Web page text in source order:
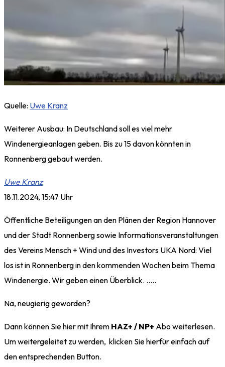
Quelle: Uwe Kranz
Weiterer Ausbau: In Deutschland soll es viel mehr
Windenergieanlagen geben. Bis zu 15 davon könnten in
Ronnenberg gebaut werden.
Uwe Kranz
18.11.2024, 15:47 Uhr
Öffentliche Beteiligungen an den Plänen der Region Hannover
und der Stadt Ronnenberg sowie Informationsveranstaltungen
des Vereins Mensch + Wind und des Investors UKA Nord: Viel
los ist in Ronnenberg in den kommenden Wochen beim Thema
Windenergie. Wir geben einen Überblick. …..
Na, neugierig geworden?
Dann können Sie hier mit Ihrem HAZ+ / NP+ Abo weiterlesen.
Um weitergeleitet zu werden, klicken Sie hierfür einfach auf
den entsprechenden Button.